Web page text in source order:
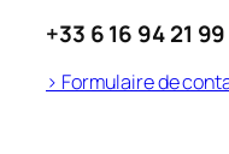
+33 6 16 94 21 99
> Formulaire de